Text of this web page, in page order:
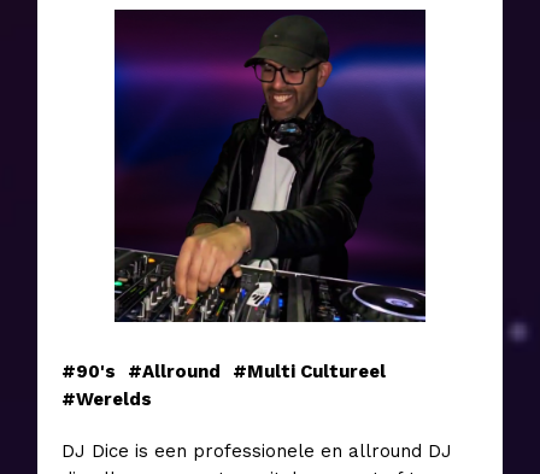
#90's #Allround
#Multi Cultureel
#Werelds
DJ Dice is een professionele en allround DJ